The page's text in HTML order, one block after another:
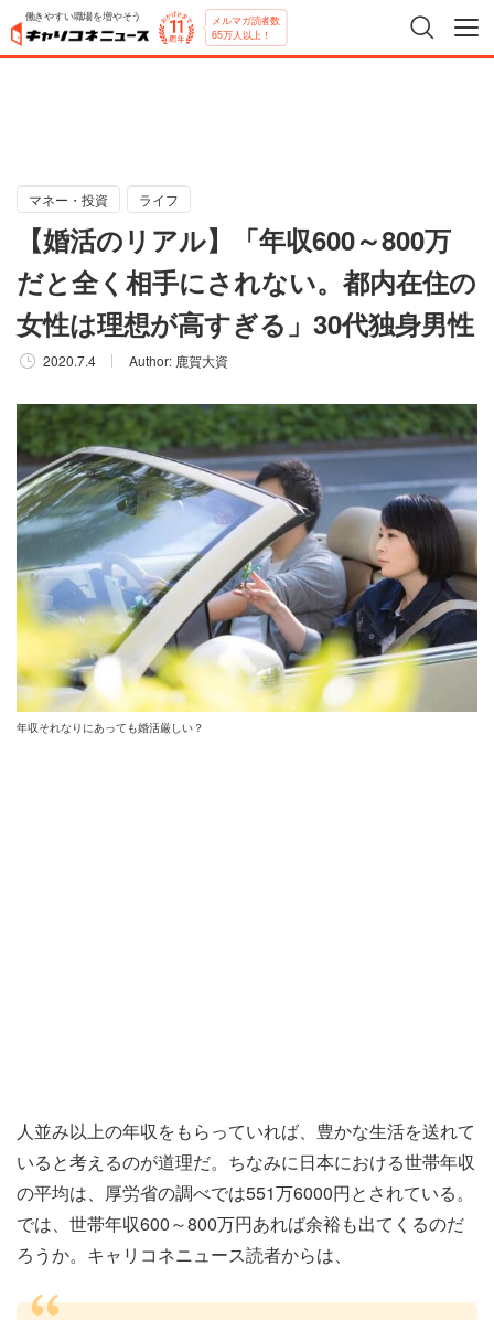
働きやすい職場を増やそう メルマガ読者数
65万人以上！
マネー・投資 ライフ
【婚活のリアル】「年収600～800万
だと全く相手にされない。都内在住の
女性は理想が高すぎる」30代独身男性
2020.7.4 Author: 鹿賀大資
年収それなりにあっても婚活厳しい？
人並み以上の年収をもらっていれば、豊かな生活を送れて
いると考えるのが道理だ。ちなみに日本における世帯年収
の平均は、厚労省の調べでは551万6000円とされている。
では、世帯年収600～800万円あれば余裕も出てくるのだ
ろうか。キャリコネニュース読者からは、